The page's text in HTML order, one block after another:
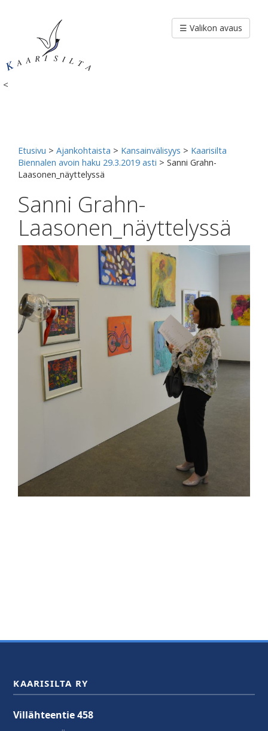
<
☰ Valikon avaus
Etusivu > Ajankohtaista > Kansainvälisyys > Kaarisilta
Biennalen avoin haku 29.3.2019 asti > Sanni Grahn-
Laasonen_näyttelyssä
Sanni Grahn-
Laasonen_näyttelyssä
KAARISILTA RY
Villähteentie 458